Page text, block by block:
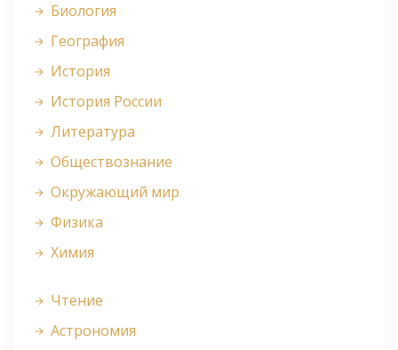
Биология
География
История
История России
Литература
Обществознание
Окружающий мир
Физика
Химия
Чтение
Астрономия